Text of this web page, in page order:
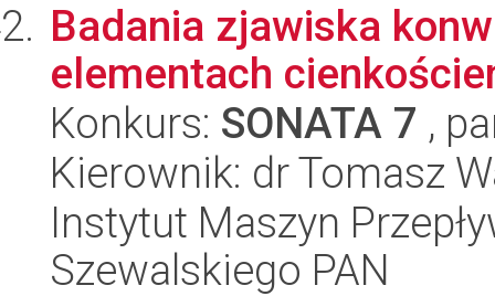
Badania zjawiska
elementach
Konkurs: SONATA 7 ,
Kierownik: dr Tomasz
Instytut Maszyn
Szewalskiego PAN